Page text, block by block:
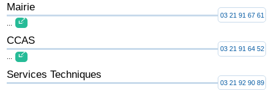
Mairie
03 21 91 67 61
CCAS
...
03 21 91 64 52
Services Techniques
03 21 92 90 89